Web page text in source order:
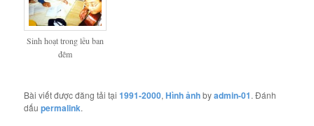
Sinh hoạt trong lều ban
đêm
Bài viết được đăng tải tại1991-2000,Hình ảnhbyadmin-01. Đánh
dấupermalink.